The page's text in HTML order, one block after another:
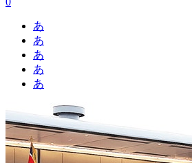
あ
あ
あ
あ
あ